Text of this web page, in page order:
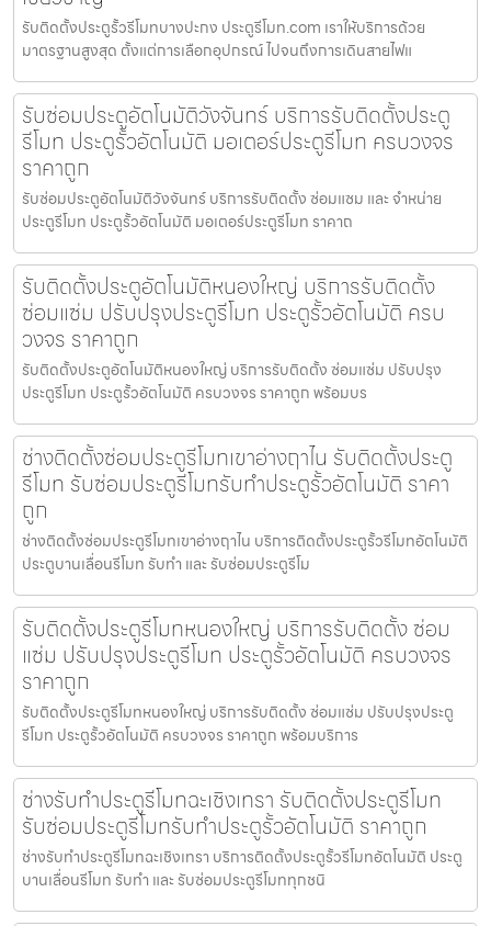
รับติดตั้งประตูรั้วรีโมทบางปะกง ประตูรีโมท.com เราให้บริการด้วย
มาตรฐานสูงสุด ตั้งแต่การเลือกอุปกรณ์ ไปจนถึงการเดินสายไฟแ
รับซ่อมประตูอัตโนมัติวังจันทร์ บริการรับติดตั้งประตู
รีโมท ประตูรั้วอัตโนมัติ มอเตอร์ประตูรีโมท ครบวงจร
ราคาถูก
รับซ่อมประตูอัตโนมัติวังจันทร์ บริการรับติดตั้ง ซ่อมแซม และ จำหน่าย
ประตูรีโมท ประตูรั้วอัตโนมัติ มอเตอร์ประตูรีโมท ราคาถ
รับติดตั้งประตูอัตโนมัติหนองใหญ่ บริการรับติดตั้ง
ซ่อมแซ่ม ปรับปรุงประตูรีโมท ประตูรั้วอัตโนมัติ ครบ
วงจร ราคาถูก
รับติดตั้งประตูอัตโนมัติหนองใหญ่ บริการรับติดตั้ง ซ่อมแซ่ม ปรับปรุง
ประตูรีโมท ประตูรั้วอัตโนมัติ ครบวงจร ราคาถูก พร้อมบร
ช่างติดตั้งซ่อมประตูรีโมทเขาอ่างฤาไน รับติดตั้งประตู
รีโมท รับซ่อมประตูรีโมทรับทำประตูรั้วอัตโนมัติ ราคา
ถูก
ช่างติดตั้งซ่อมประตูรีโมทเขาอ่างฤาไน บริการติดตั้งประตูรั้วรีโมทอัตโนมัติ
ประตูบานเลื่อนรีโมท รับทำ และ รับซ่อมประตูรีโม
รับติดตั้งประตูรีโมทหนองใหญ่ บริการรับติดตั้ง ซ่อม
แซ่ม ปรับปรุงประตูรีโมท ประตูรั้วอัตโนมัติ ครบวงจร
ราคาถูก
รับติดตั้งประตูรีโมทหนองใหญ่ บริการรับติดตั้ง ซ่อมแซ่ม ปรับปรุงประตู
รีโมท ประตูรั้วอัตโนมัติ ครบวงจร ราคาถูก พร้อมบริการ
ช่างรับทำประตูรีโมทฉะเชิงเทรา รับติดตั้งประตูรีโมท
รับซ่อมประตูรีโมทรับทำประตูรั้วอัตโนมัติ ราคาถูก
ช่างรับทำประตูรีโมทฉะเชิงเทรา บริการติดตั้งประตูรั้วรีโมทอัตโนมัติ ประตู
บานเลื่อนรีโมท รับทำ และ รับซ่อมประตูรีโมททุกชนิ